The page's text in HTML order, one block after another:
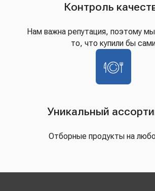
Контроль
Нам важна репутация, поэтому
то, что купили бы
Уникальный
Отборные продукты на